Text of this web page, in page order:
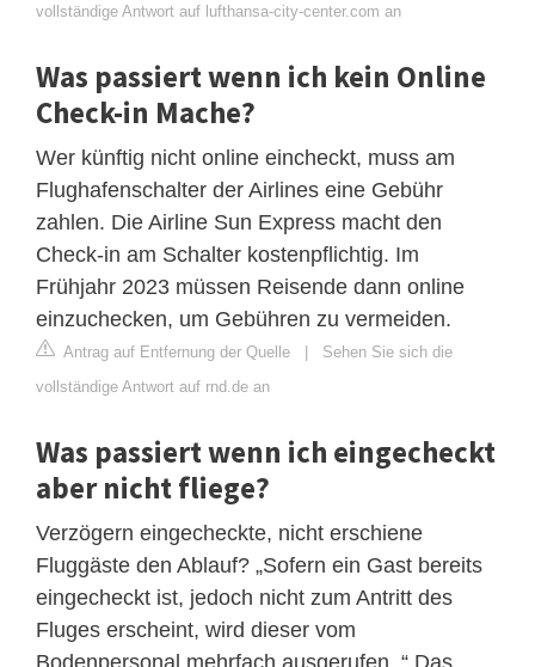
vollständige Antwort auf lufthansa-city-center.com an
Was passiert wenn ich kein Online
Check-in Mache?
Wer künftig nicht online eincheckt, muss am
Flughafenschalter der Airlines eine Gebühr
zahlen. Die Airline Sun Express macht den
Check-in am Schalter kostenpflichtig. Im
Frühjahr 2023 müssen Reisende dann online
einzuchecken, um Gebühren zu vermeiden.
Antrag auf Entfernung der Quelle | Sehen Sie sich die
vollständige Antwort auf rnd.de an
Was passiert wenn ich eingecheckt
aber nicht fliege?
Verzögern eingecheckte, nicht erschiene
Fluggäste den Ablauf? „Sofern ein Gast bereits
eingecheckt ist, jedoch nicht zum Antritt des
Fluges erscheint, wird dieser vom
Bodenpersonal mehrfach ausgerufen. “ Das